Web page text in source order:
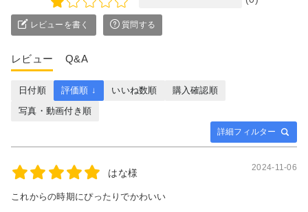
レビューを書く 質問する
レビュー Q&A
詳細フィルター
日付順 評価順 ↓ いいね数順
購入確認順
写真・動画付き順
はな様 2024-11-06
これからの時期にぴったりでかわいい